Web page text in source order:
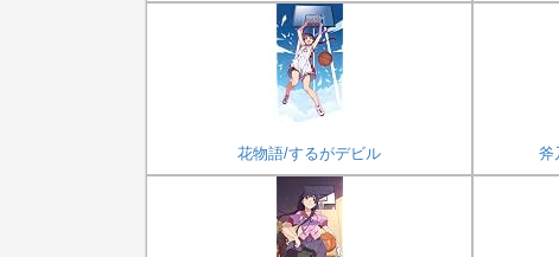
花物語/するがデビル 斧